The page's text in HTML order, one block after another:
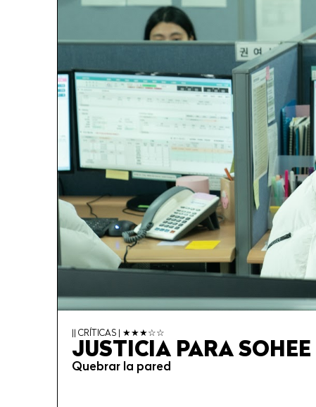
|| CRÍTICAS | ★★★☆☆
JUSTICIA PARA SOHEE
Quebrar la pared